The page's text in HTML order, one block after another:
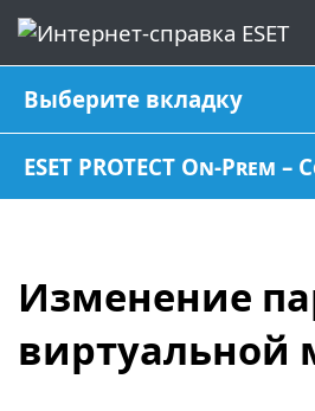
Выберите вкладку
ESET PROTECT On-Prem
Изменение